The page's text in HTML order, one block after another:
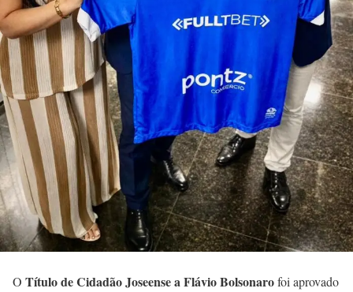
O Título de Cidadão Joseense a Flávio Bolsonarofoi aprovado